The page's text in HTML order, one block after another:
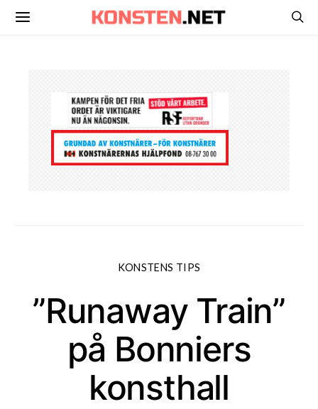
KONSTENS TIPS
”Runaway Train”
på Bonniers
konsthall